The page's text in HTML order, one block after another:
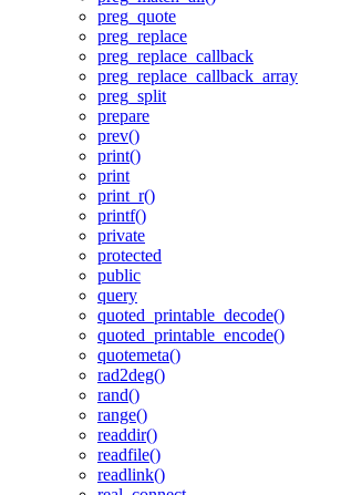
preg_quote
preg_replace
preg_replace_callback
preg_replace_callback_array
preg_split
prepare
prev()
print()
print
print_r()
printf()
private
protected
public
query
quoted_printable_decode()
quoted_printable_encode()
quotemeta()
rad2deg()
rand()
range()
readdir()
readfile()
readlink()